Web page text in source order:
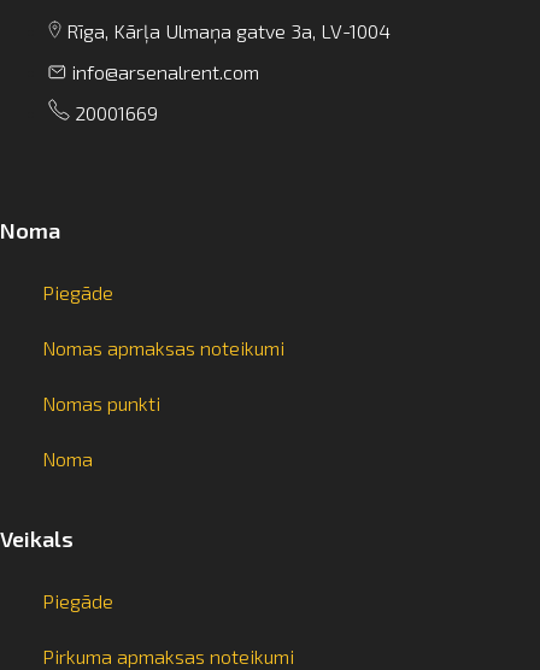
Rīga, Kārļa Ulmaņa gatve 3a, LV-1004
info@arsenalrent.com
20001669
Noma
Piegāde
Nomas apmaksas noteikumi
Nomas punkti
Noma
Veikals
Piegāde
Pirkuma apmaksas noteikumi